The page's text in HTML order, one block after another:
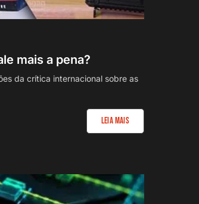
mais a pena?
da crítica internacional sobre as
Leia Mais